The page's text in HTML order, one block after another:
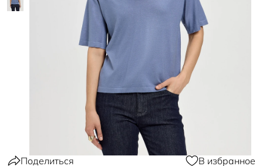
Поделиться В избранное